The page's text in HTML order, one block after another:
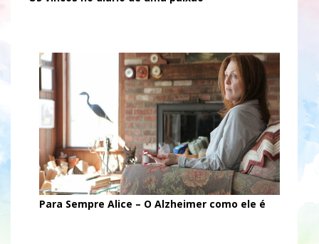
Para Sempre Alice – O Alzheimer como ele é